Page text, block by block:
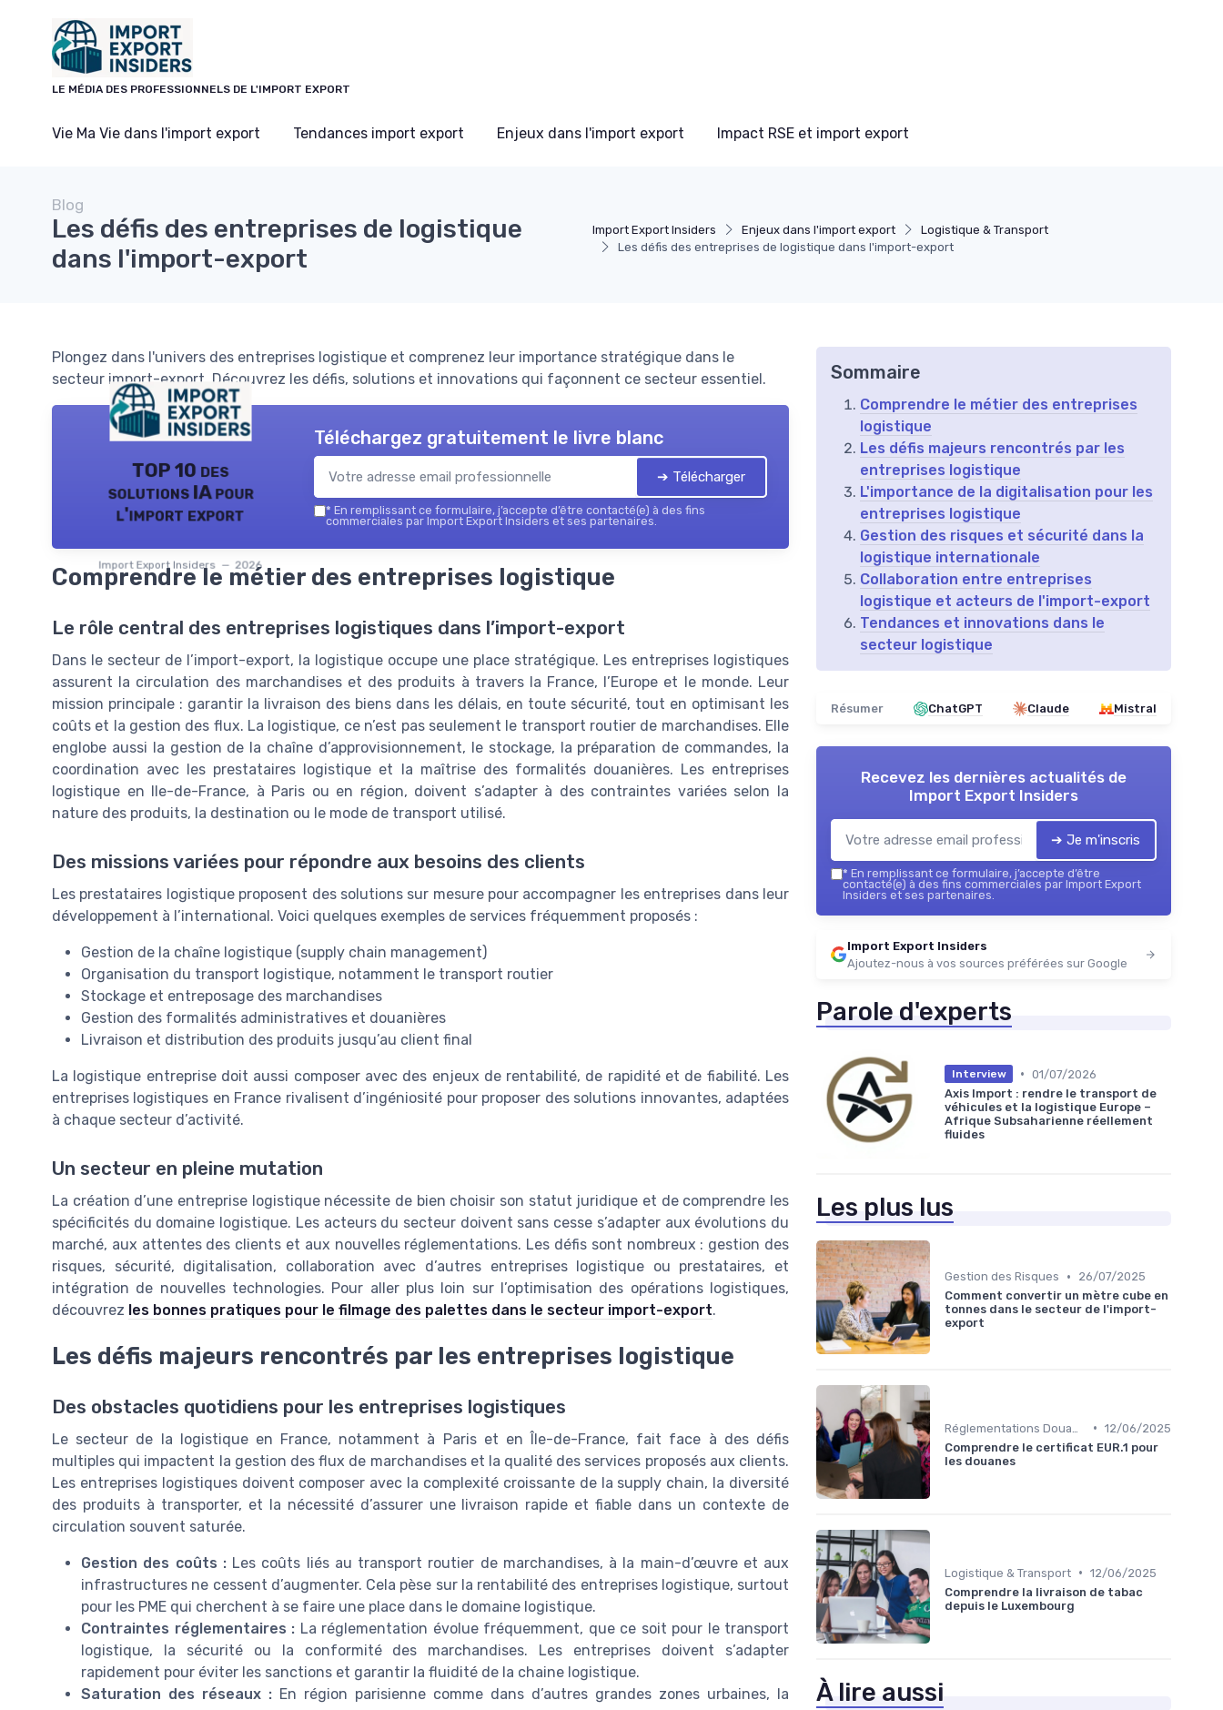
LE MÉDIA DES PROFESSIONNELS DE L'IMPORT EXPORT
Vie Ma Vie dans l'import export Tendances import export Enjeux dans l'import export Impact RSE et import export
Import Export Insiders Enjeux dans l'import export
Logistique & Transport
Les défis des entreprises de logistique dans l'import-export
Blog
Les défis des entreprises de logistique
dans l'import-export
Plongez dans l'univers des entreprises logistique et comprenez leur importance stratégique dans le
secteur import-export. Découvrez les défis, solutions et innovations qui façonnent ce secteur essentiel.
TOP 10 des
solutions IA pour
l'import export
Import Export Insiders — 2026
Téléchargez gratuitement le livre blanc
➔ Télécharger
* En remplissant ce formulaire, j’accepte d’être contacté(e) à des fins
commerciales par Import Export Insiders et ses partenaires.
Comprendre le métier des entreprises logistique
Le rôle central des entreprises logistiques dans l’import-export
Dans le secteur de l’import-export, la logistique occupe une place stratégique. Les entreprises logistiques
assurent la circulation des marchandises et des produits à travers la France, l’Europe et le monde. Leur
mission principale : garantir la livraison des biens dans les délais, en toute sécurité, tout en optimisant les
coûts et la gestion des flux. La logistique, ce n’est pas seulement le transport routier de marchandises. Elle
englobe aussi la gestion de la chaîne d’approvisionnement, le stockage, la préparation de commandes, la
coordination avec les prestataires logistique et la maîtrise des formalités douanières. Les entreprises
logistique en Ile-de-France, à Paris ou en région, doivent s’adapter à des contraintes variées selon la
nature des produits, la destination ou le mode de transport utilisé.
Des missions variées pour répondre aux besoins des clients
Les prestataires logistique proposent des solutions sur mesure pour accompagner les entreprises dans leur
développement à l’international. Voici quelques exemples de services fréquemment proposés :
Gestion de la chaîne logistique (supply chain management)
Organisation du transport logistique, notamment le transport routier
Stockage et entreposage des marchandises
Gestion des formalités administratives et douanières
Livraison et distribution des produits jusqu’au client final
La logistique entreprise doit aussi composer avec des enjeux de rentabilité, de rapidité et de fiabilité. Les
entreprises logistiques en France rivalisent d’ingéniosité pour proposer des solutions innovantes, adaptées
à chaque secteur d’activité.
Un secteur en pleine mutation
La création d’une entreprise logistique nécessite de bien choisir son statut juridique et de comprendre les
spécificités du domaine logistique. Les acteurs du secteur doivent sans cesse s’adapter aux évolutions du
marché, aux attentes des clients et aux nouvelles réglementations. Les défis sont nombreux : gestion des
risques, sécurité, digitalisation, collaboration avec d’autres entreprises logistique ou prestataires, et
intégration de nouvelles technologies. Pour aller plus loin sur l’optimisation des opérations logistiques,
découvrez les bonnes pratiques pour le filmage des palettes dans le secteur import-export.
Les défis majeurs rencontrés par les entreprises logistique
Des obstacles quotidiens pour les entreprises logistiques
Le secteur de la logistique en France, notamment à Paris et en Île-de-France, fait face à des défis
multiples qui impactent la gestion des flux de marchandises et la qualité des services proposés aux clients.
Les entreprises logistiques doivent composer avec la complexité croissante de la supply chain, la diversité
des produits à transporter, et la nécessité d’assurer une livraison rapide et fiable dans un contexte de
circulation souvent saturée.
Gestion des coûts :Les coûts liés au transport routier de marchandises, à la main-d’œuvre et aux
infrastructures ne cessent d’augmenter. Cela pèse sur la rentabilité des entreprises logistique, surtout
pour les PME qui cherchent à se faire une place dans le domaine logistique.
Contraintes réglementaires : La réglementation évolue fréquemment, que ce soit pour le transport
logistique, la sécurité ou la conformité des marchandises. Les entreprises doivent s’adapter
rapidement pour éviter les sanctions et garantir la fluidité de la chaine logistique.
Saturation des réseaux : En région parisienne comme dans d’autres grandes zones urbaines, la
Sommaire
Comprendre le métier des entreprises
logistique
Les défis majeurs rencontrés par les
entreprises logistique
L'importance de la digitalisation pour les
entreprises logistique
Gestion des risques et sécurité dans la
logistique internationale
Collaboration entre entreprises
logistique et acteurs de l'import-export
Tendances et innovations dans le
secteur logistique
Résumer ChatGPT Claude Mistral
Recevez les dernières actualités de
Import Export Insiders
➔ Je m'inscris
* En remplissant ce formulaire, j’accepte d’être
contacté(e) à des fins commerciales par Import Export
Insiders et ses partenaires.
Import Export Insiders
Ajoutez-nous à vos sources préférées sur Google
Parole d'experts
Interview • 01/07/2026
Axis Import : rendre le transport de
véhicules et la logistique Europe –
Afrique Subsaharienne réellement
fluides
Les plus lus
Gestion des Risques •
26/07/2025
Comment convertir un mètre cube en
tonnes dans le secteur de l'import-
export
• 12/06/2025
Comprendre le certificat EUR.1 pour
les douanes
Logistique & Transport • 12/06/2025
Comprendre la livraison de tabac
depuis le Luxembourg
À lire aussi